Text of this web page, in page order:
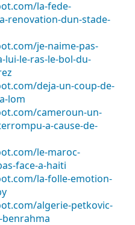
la-fede-
renovation-dun-stade-
je-naime-pas-
lui-le-ras-le-bol-du-
deja-un-coup-de-
lom
cameroun-un-
a-cause-de-
le-maroc-
face-a-haiti
la-folle-emotion-
algerie-petkovic-